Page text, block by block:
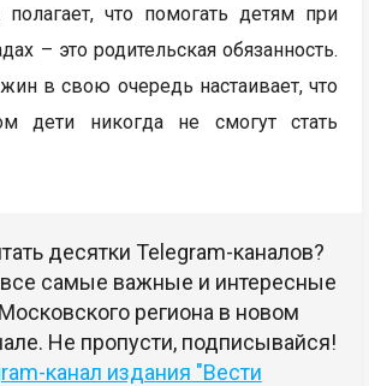
что помогать детям при
– это родительская обязанность.
в свою очередь настаивает, что
дети никогда не смогут стать
десятки Telegram-каналов?
самые важные и интересные
региона в новом
Не пропусти, подписывайся!
канал издания "Вести